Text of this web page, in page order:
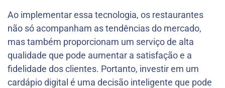
Ao implementar essa tecnologia, os restaurantes
não só acompanham as tendências do mercado,
mas também proporcionam um serviço de alta
qualidade que pode aumentar a satisfação e a
fidelidade dos clientes. Portanto, investir em um
cardápio digital é uma decisão inteligente que pode